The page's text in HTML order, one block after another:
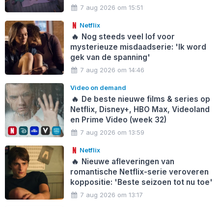
7 aug 2026 om 15:51
Netflix
🔥 Nog steeds veel lof voor
mysterieuze misdaadserie: 'Ik word
gek van de spanning'
7 aug 2026 om 14:46
Video on demand
🔥 De beste nieuwe films & series op
Netflix, Disney+, HBO Max, Videoland
en Prime Video (week 32)
7 aug 2026 om 13:59
Netflix
🔥 Nieuwe afleveringen van
romantische Netflix-serie veroveren
koppositie: 'Beste seizoen tot nu toe'
7 aug 2026 om 13:17